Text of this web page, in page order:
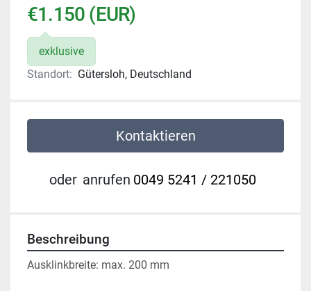
€1.150 (EUR)
exklusive
Standort: Gütersloh, Deutschland
Kontaktieren
oder anrufen 0049 5241 / 221050
Beschreibung
Ausklinkbreite: max. 200 mm